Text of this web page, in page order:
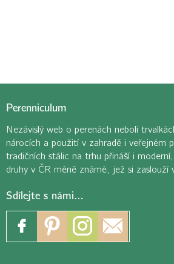
Perenniculum
Nezávislý web o perenách neboli
nárocích a použití v zahradě i veřejném
tradičních stálic na trhu přináší i
druhy v ČR méně známé, jež si zaslouží
Sdílejte s námi…